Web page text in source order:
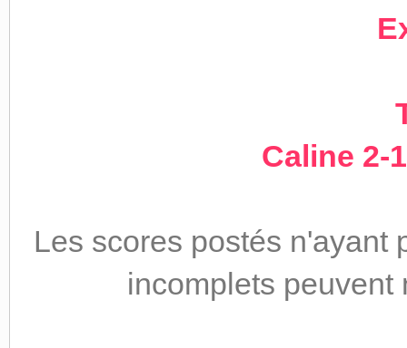
Caline 2-
Les scores postés n'ayant
incomplets peuvent